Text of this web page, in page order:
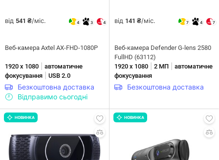
від 541 ₴/міс. 4 3 4
Веб-камера Axtel AX-FHD-1080P
1920 х 1080
автоматичне
фокусування
USB 2.0
Безкоштовна доставка
Відправимо сьогодні
від 141 ₴/міс. 7 4 7
Веб-камера Defender G-lens 2580
FullHD (63112)
1920 х 1080
2 МП
автоматичне
фокусування
Безкоштовна доставка
НОВИНКА НОВИНКА